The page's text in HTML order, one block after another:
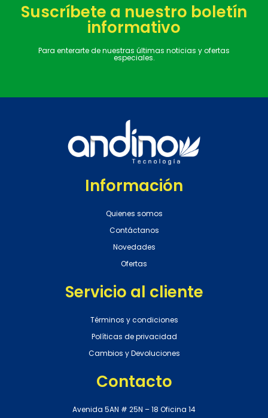
Suscríbete a nuestro boletín
informativo
Para enterarte de nuestras últimas noticias y ofertas
especiales.
Información
Quienes somos
Contáctanos
Novedades
Ofertas
Servicio al cliente
Términos y condiciones
Políticas de privacidad
Cambios y Devoluciones
Contacto
Avenida 5AN # 25N – 18 Oficina 14